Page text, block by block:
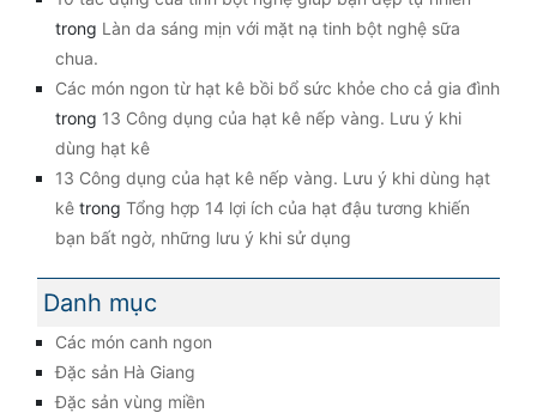
trong Làn da sáng mịn với mặt nạ tinh bột nghệ sữa
chua.
Các món ngon từ hạt kê bồi bổ sức khỏe cho cả gia đình
trong 13 Công dụng của hạt kê nếp vàng. Lưu ý khi
dùng hạt kê
13 Công dụng của hạt kê nếp vàng. Lưu ý khi dùng hạt
kê trong Tổng hợp 14 lợi ích của hạt đậu tương khiến
bạn bất ngờ, những lưu ý khi sử dụng
Danh mục
Các món canh ngon
Đặc sản Hà Giang
Đặc sản vùng miền